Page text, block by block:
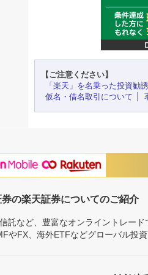
【ご注意ください】
「楽天」を名乗った投資勧
仮名・借名取引について
の楽天証券についてのご紹介
託など、豊富なオンライントレー
やFX、海外ETFなどグローバル投